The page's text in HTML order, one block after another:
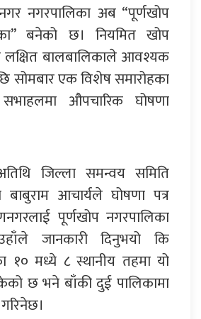
नगरपालिका अब “पूर्णखोप
बनेको छ। नियमित खोप
लक्षित बालबालिकाले आवश्यक
सोमबार एक विशेष समारोहका
औपचारिक घोषणा
जिल्ला समन्वय समिति
आचार्यले घोषणा पत्र
पूर्णखोप नगरपालिका
जानकारी दिनुभयो कि
१० मध्ये ८ स्थानीय तहमा यो
छ भने बाँकी दुई पालिकामा